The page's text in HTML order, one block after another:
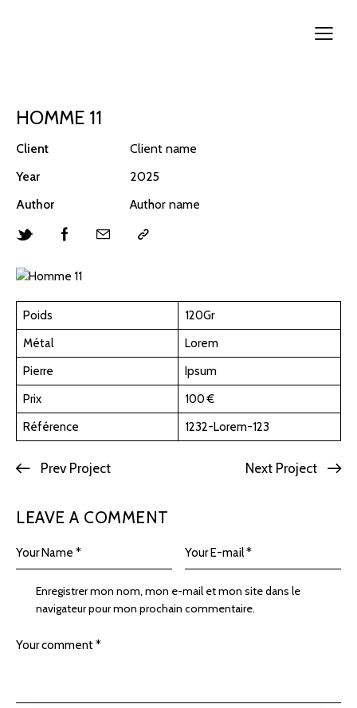
HOMME 11
Client
Client name
Year
2025
Author
Author name
Poids
120Gr
Métal
Lorem
Pierre
Ipsum
Prix
100 €
Référence
1232-Lorem-123
Prev Project Next Project
LEAVE A COMMENT
Enregistrer mon nom, mon e-mail et mon site dans le
navigateur pour mon prochain commentaire.